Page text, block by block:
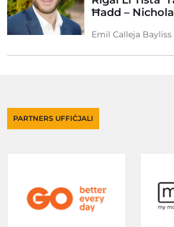
Ħadd –
Emil Calleja Bayliss
PARTNERS UFFIĊJALI